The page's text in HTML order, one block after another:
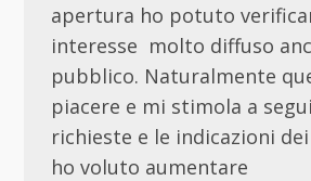
apertura ho potuto
interesse molto diffuso
pubblico. Naturalmente
piacere e mi stimola a
richieste e le indicazioni
ho voluto aumentare